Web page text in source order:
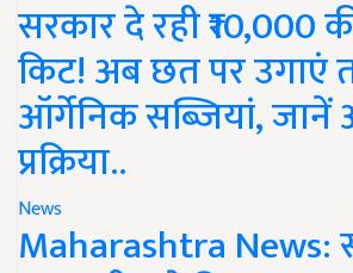
सरकार दे रही ₹10,000
किट! अब छत पर उगाएं
ऑर्गेनिक सब्जियां,
प्रक्रिया..
News
Maharashtra News: